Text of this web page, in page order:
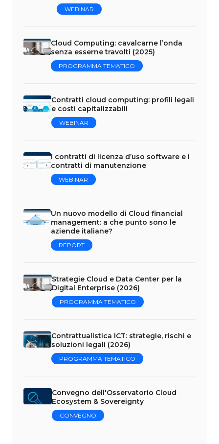
WEBINAR
Cloud Computing: cavalcarne l’onda
senza esserne travolti (2025)
PROGRAMMA TEMATICO
Contratti cloud computing: profili legali
e costi capitalizzabili
WEBINAR
I contratti di licenza d’uso software e i
contratti di manutenzione
WEBINAR
Un nuovo modello di Cloud financial
management: a che punto sono le
aziende italiane?
REPORT
Strategie Cloud e Data Center per la
Digital Enterprise (2026)
PROGRAMMA TEMATICO
Contrattualistica ICT: strategie, rischi e
soluzioni legali (2026)
PROGRAMMA TEMATICO
Convegno dell'Osservatorio Cloud
Ecosystem & Sovereignty
CONVEGNO